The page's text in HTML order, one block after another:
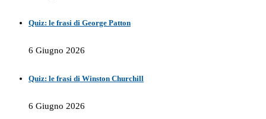
Quiz: le frasi di George Patton
6 Giugno 2026
Quiz: le frasi di Winston Churchill
6 Giugno 2026